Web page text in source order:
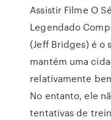
Assistir Filme O
Legendado
(Jeff Bridges) é o
mantém uma
relativamente
No entanto, ele
tentativas de